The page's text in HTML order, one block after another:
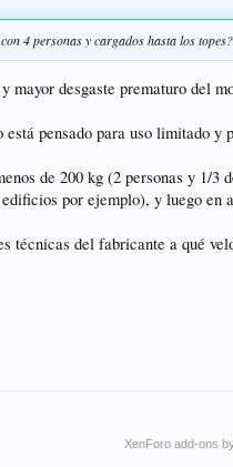
4 personas y cargados hasta los
mayor desgaste prematuro del
pensado para uso limitado
de 200 kg (2 personas y 1/
por ejemplo), y luego
técnicas del fabricante a qué
XenForo add-ons